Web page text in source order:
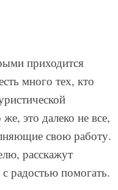
приходится
много тех, кто
это далеко не все,
свою работу.
расскажут
радостью помогать.